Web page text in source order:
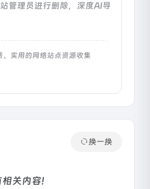
管理员进行删除，深度AI导
实用的网络站点资源收集
换一换
相关内容!